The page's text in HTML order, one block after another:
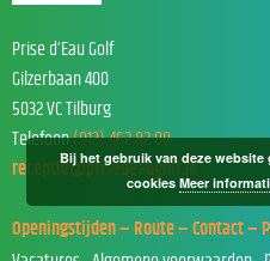
Prise d’Eau Golf
Gilzerbaan 400
5032 VC Tilburg
Telefoon(013) 462 82 00
receptie@prisedeaugolf.nl
Openingstijden – Route – Contact –
Bij het gebruik van deze
cookies Meer